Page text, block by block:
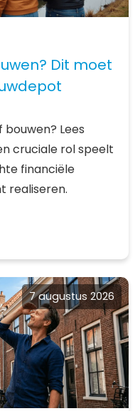
Dit moet
Lees
cruciale rol speelt
financiële
realiseren.
7 augustus 2026